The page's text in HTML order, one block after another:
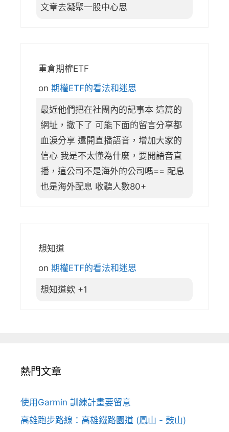
文章去凝聚一股中心思
重倉期權ETF
on 期權ETF的看法和迷思
最近他們把在社團內的記事本 這篇的
網址，撤下了 可能下面的留言分享都
血淚分享 還開直播語音，增加大家的
信心 我是不太懂為什麼，要開語音直
播，這公司不是海外的公司嗎== 配息
也是海外配息 收聽人數80+
想知道
on 期權ETF的看法和迷思
想知道欸 +1
熱門文章
使用Garmin 訓練計畫要留意
高雄跑步路線：高雄鐵路園道 (鳳山 - 鼓山)